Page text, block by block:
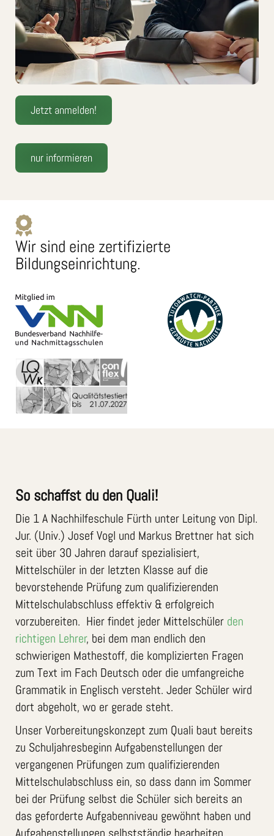
Jetzt anmelden!
nur informieren
Wir sind eine zertifizierte
Bildungseinrichtung.
So schaffst du den Quali!
Die 1 A Nachhilfeschule Fürth unter Leitung von Dipl.
Jur. (Univ.) Josef Vogl und Markus Brettner hat sich
seit über 30 Jahren darauf spezialisiert,
Mittelschüler in der letzten Klasse auf die
bevorstehende Prüfung zum qualifizierenden
Mittelschulabschluss effektiv & erfolgreich
vorzubereiten. Hier findet jeder Mittelschüler den
richtigen Lehrer, bei dem man endlich den
schwierigen Mathestoff, die komplizierten Fragen
zum Text im Fach Deutsch oder die umfangreiche
Grammatik in Englisch versteht. Jeder Schüler wird
dort abgeholt, wo er gerade steht.
Unser Vorbereitungskonzept zum Quali baut bereits
zu Schuljahresbeginn Aufgabenstellungen der
vergangenen Prüfungen zum qualifizierenden
Mittelschulabschluss ein, so dass dann im Sommer
bei der Prüfung selbst die Schüler sich bereits an
das geforderte Aufgabenniveau gewöhnt haben und